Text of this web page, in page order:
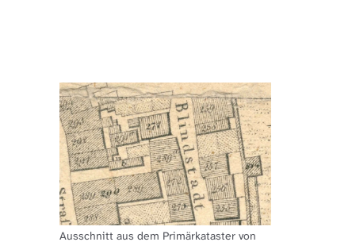
Ausschnitt aus dem Primärkataster von